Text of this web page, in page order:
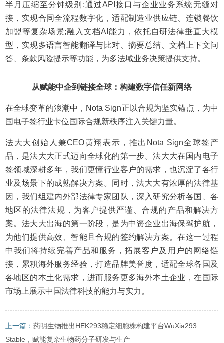
半月压缩至分钟级别;通过API接口与企业业务系统无缝对
接，实现合同全流程数字化，适配制造业供应链、连锁餐饮
加盟等复杂场景;融入文档AI能力，依托自研法律垂直大模
型，实现多语言智能翻译与比对、摘要总结、文档上下文问
答、条款风险提示等功能，为多法域业务决策提供支持。
从赋能中企到链接全球：构建数字信任新网络
在全球变革的浪潮中，Nota Sign正以合规为坚实锚点，为中
国电子签行业卡位国际合规新秩序注入关键力量。
法大大创始人兼CEO黄翔表示，推出Nota Sign全球签产
品，是法大大正式迈向全球化的第一步。法大大在国内电子
签领域深耕多年，我们更懂行业客户的需求，也沉淀了各行
业及场景下的成熟解决方案。同时，法大大有浓厚的法律基
因，我们组建内外部法律专家团队，深入研究分析各国、各
地区的法律法规，为客户提供严谨、合规的产品和解决方
案。法大大出海的第一阶段，是为中资企业出海保驾护航，
为他们提供高效、智能且合规的签约解决方案。在这一过程
中我们将持续完善产品和服务，拓展客户及用户的网络链
接，累积海外服务经验，打造品牌美誉度，适配全球各国及
各地区的本土化需求，进而服务更多海外本土企业，在国际
市场上展示中国法律科技的能力与实力。
上一篇：药明生物推出HEK293稳定细胞株构建平台WuXia293
Stable，赋能复杂生物药分子研发与生产